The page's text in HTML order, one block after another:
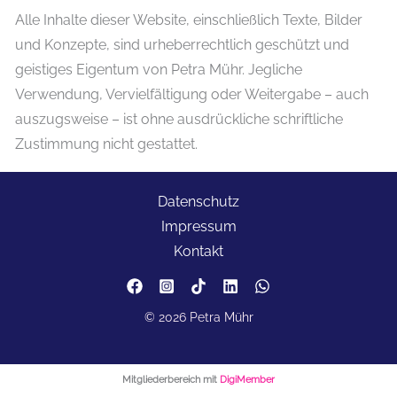
Alle Inhalte dieser Website, einschließlich Texte, Bilder
und Konzepte, sind urheberrechtlich geschützt und
geistiges Eigentum von Petra Mühr. Jegliche
Verwendung, Vervielfältigung oder Weitergabe – auch
auszugsweise – ist ohne ausdrückliche schriftliche
Zustimmung nicht gestattet.
Datenschutz
Impressum
Kontakt
© 2026 Petra Mühr
Mitgliederbereich mit DigiMember